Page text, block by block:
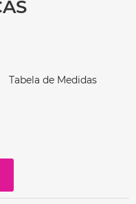
Tabela de Medidas